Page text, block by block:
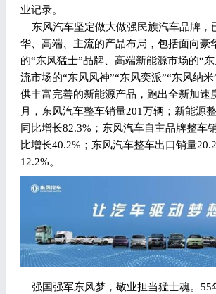
业记录。
东风汽车坚定做大做强民族汽车品牌，
华、高端、主流的产品布局，包括面向豪
的“东风猛士”品牌、高端新能源市场的“
流市场的“东风风神”“东风奕派”“东风纳
供丰富完善的新能源产品，跑出全新加速
月，东风汽车整车销量201万辆；新能源
同比增长82.3%；东风汽车自主品牌整车
比增长40.2%；东风汽车整车出口销量
12.2%。
强国强军东风梦，敬业担当猛士魂。55